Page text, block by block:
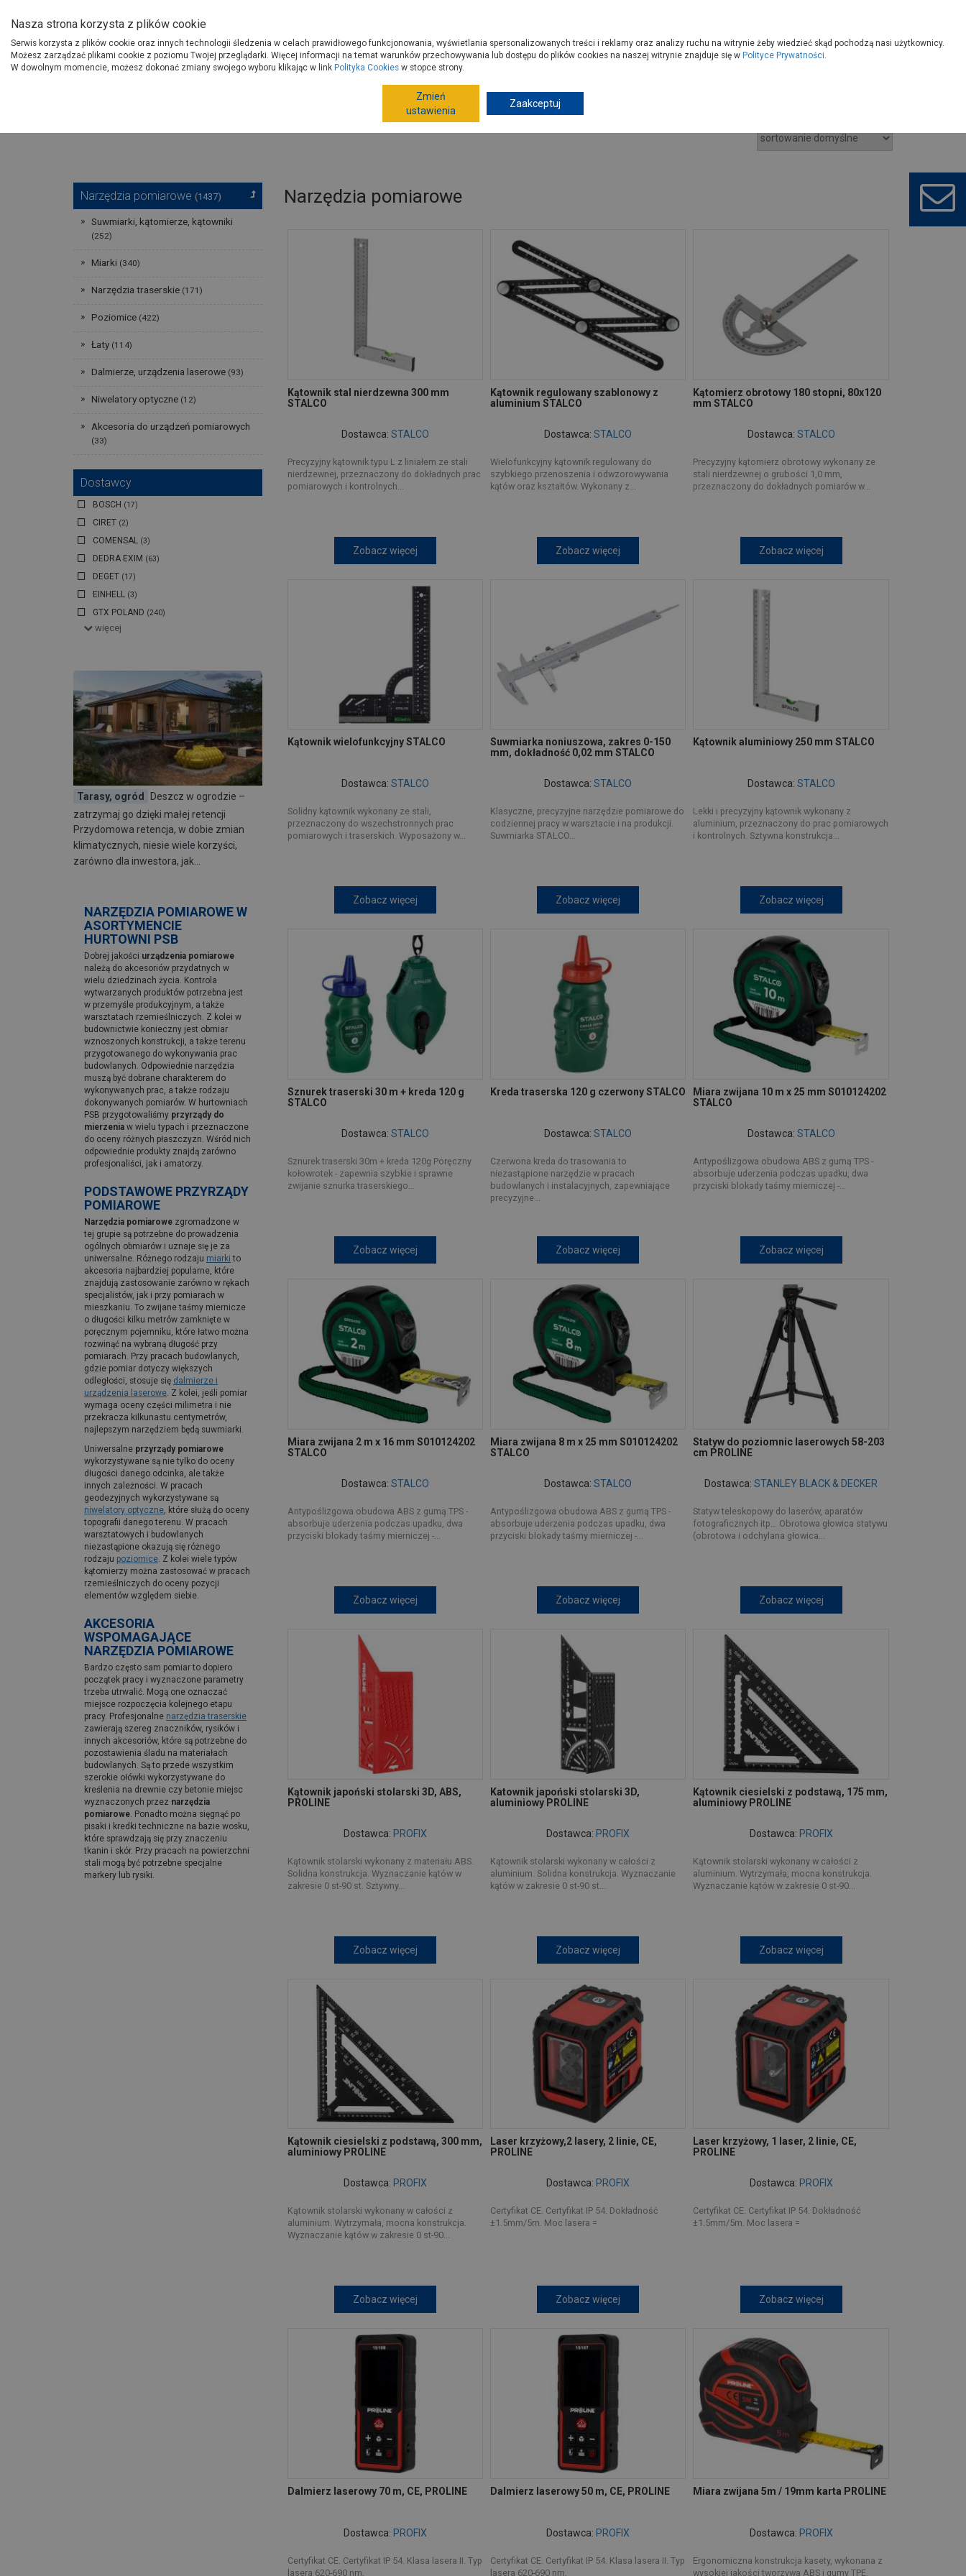
Produkty
O Grupie PSB
Gdzie kupisz Porady
Narzędzia ręczne, warsztat Narzędzia pomiarowe
Narzędzia pomiarowe (1437)
Suwmiarki, kątomierze, kątowniki
(252)
Miarki (340)
Narzędzia traserskie (171)
Poziomice (422)
Łaty (114)
Dalmierze, urządzenia laserowe (93)
Niwelatory optyczne (12)
Akcesoria do urządzeń pomiarowych
(33)
Dostawcy
BOSCH (17)
CIRET (2)
COMENSAL (3)
DEDRA EXIM (63)
DEGET (17)
EINHELL (3)
GTX POLAND (240)
JAKO-HURT
PRO(260)
(442)
RAWLPLUG(68)
SILA (2)
STALCO
STANLEY BLACK & DECKER
więcej
Tarasy, ogród
Deszcz w ogrodzie –
zatrzymaj go dzięki małej retencji
Przydomowa retencja, w dobie zmian
klimatycznych, niesie wiele korzyści,
zarówno dla inwestora, jak…
NARZĘDZIA POMIAROWE W
ASORTYMENCIE
HURTOWNI PSB
Dobrej jakości urządzenia pomiarowe
należą do akcesoriów przydatnych w
wielu dziedzinach życia. Kontrola
wytwarzanych produktów potrzebna jest
w przemyśle produkcyjnym, a także
warsztatach rzemieślniczych. Z kolei w
budownictwie konieczny jest obmiar
wznoszonych konstrukcji, a także terenu
przygotowanego do wykonywania prac
budowlanych. Odpowiednie narzędzia
muszą być dobrane charakterem do
wykonywanych prac, a także rodzaju
dokonywanych pomiarów. W hurtowniach
PSB przygotowaliśmy przyrządy do
mierzenia w wielu typach i przeznaczone
do oceny różnych płaszczyzn. Wśród nich
odpowiednie produkty znajdą zarówno
profesjonaliści, jak i amatorzy.
PODSTAWOWE PRZYRZĄDY
POMIAROWE
Narzędzia pomiarowe zgromadzone w
tej grupie są potrzebne do prowadzenia
ogólnych obmiarów i uznaje się je za
uniwersalne. Różnego rodzaju miarki to
akcesoria najbardziej popularne, które
znajdują zastosowanie zarówno w rękach
specjalistów, jak i przy pomiarach w
mieszkaniu. To zwijane taśmy miernicze
o długości kilku metrów zamknięte w
poręcznym pojemniku, które łatwo można
rozwinąć na wybraną długość przy
pomiarach. Przy pracach budowlanych,
gdzie pomiar dotyczy większych
odległości, stosuje się dalmierze i
urządzenia laserowe. Z kolei, jeśli pomiar
wymaga oceny części milimetra i nie
przekracza kilkunastu centymetrów,
najlepszym narzędziem będą suwmiarki.
Uniwersalne przyrządy pomiarowe
wykorzystywane są nie tylko do oceny
długości danego odcinka, ale także
innych zależności. W pracach
geodezyjnych wykorzystywane są
niwelatory optyczne, które służą do oceny
topografii danego terenu. W pracach
warsztatowych i budowlanych
niezastąpione okazują się różnego
rodzaju poziomice. Z kolei wiele typów
kątomierzy można zastosować w pracach
rzemieślniczych do oceny pozycji
elementów względem siebie.
AKCESORIA
WSPOMAGAJĄCE
NARZĘDZIA POMIAROWE
Bardzo często sam pomiar to dopiero
początek pracy i wyznaczone parametry
trzeba utrwalić. Mogą one oznaczać
miejsce rozpoczęcia kolejnego etapu
pracy. Profesjonalne narzędzia traserskie
zawierają szereg znaczników, rysików i
innych akcesoriów, które są potrzebne do
pozostawienia śladu na materiałach
budowlanych. Są to przede wszystkim
szerokie ołówki wykorzystywane do
kreślenia na drewnie czy betonie miejsc
wyznaczonych przez narzędzia
pomiarowe. Ponadto można sięgnąć po
pisaki i kredki techniczne na bazie wosku,
które sprawdzają się przy znaczeniu
tkanin i skór. Przy pracach na powierzchni
stali mogą być potrzebne specjalne
markery lub rysiki.
Narzędzia pomiarowe
Kątownik stal nierdzewna 300 mm
STALCO
Dostawca: STALCO
Precyzyjny kątownik typu L z liniałem ze stali
nierdzewnej, przeznaczony do dokładnych prac
pomiarowych i kontrolnych...
Zobacz więcej
Kątownik regulowany szablonowy z
aluminium STALCO
Dostawca:STALCO
Wielofunkcyjny kątownik regulowany do
szybkiego przenoszenia i odwzorowywania
kątów oraz kształtów. Wykonany z...
Zobacz więcej
Kątomierz obrotowy 180 stopni, 80x120
mm STALCO
Dostawca: STALCO
Precyzyjny kątomierz obrotowy wykonany ze
stali nierdzewnej o grubości 1,0 mm,
przeznaczony do dokładnych pomiarów w...
Zobacz więcej
Kątownik wielofunkcyjny STALCO
Dostawca: STALCO
Solidny kątownik wykonany ze stali,
przeznaczony do wszechstronnych prac
pomiarowych i traserskich. Wyposażony w...
Zobacz więcej
Suwmiarka noniuszowa, zakres 0-150
mm, dokładność 0,02 mm STALCO
Dostawca:STALCO
Klasyczne, precyzyjne narzędzie pomiarowe do
codziennej pracy w warsztacie i na produkcji.
Suwmiarka STALCO...
Zobacz więcej
Kątownik aluminiowy 250 mm STALCO
Dostawca: STALCO
Lekki i precyzyjny kątownik wykonany z
aluminium, przeznaczony do prac pomiarowych
i kontrolnych. Sztywna konstrukcja...
Zobacz więcej
Sznurek traserski 30 m + kreda 120 g
STALCO
Dostawca: STALCO
Sznurek traserski 30m + kreda 120g Poręczny
kołowrotek - zapewnia szybkie i sprawne
zwijanie sznurka traserskiego...
Zobacz więcej
Kreda traserska 120 g czerwony STALCO
Dostawca:STALCO
Czerwona kreda do trasowania to
niezastąpione narzędzie w pracach
budowlanych i instalacyjnych, zapewniające
precyzyjne...
Zobacz więcej
Miara zwijana 10 m x 25 mm S010124202
STALCO
Dostawca: STALCO
Antypoślizgowa obudowa ABS z gumą TPS -
absorbuje uderzenia podczas upadku, dwa
przyciski blokady taśmy mierniczej -...
Zobacz więcej
Miara zwijana 2 m x 16 mm S010124202
STALCO
Dostawca: STALCO
Antypoślizgowa obudowa ABS z gumą TPS -
absorbuje uderzenia podczas upadku, dwa
przyciski blokady taśmy mierniczej -...
Zobacz więcej
Miara zwijana 8 m x 25 mm S010124202
STALCO
Dostawca:STALCO
Antypoślizgowa obudowa ABS z gumą TPS -
absorbuje uderzenia podczas upadku, dwa
przyciski blokady taśmy mierniczej -...
Zobacz więcej
Statyw do poziomnic laserowych 58-203
cm PROLINE
Dostawca:STANLEY BLACK & DECKER
Statyw teleskopowy do laserów, aparatów
fotograficznych itp... Obrotowa głowica statywu
(obrotowa i odchylana głowica...
Zobacz więcej
Kątownik japoński stolarski 3D, ABS,
PROLINE
Dostawca: PROFIX
Kątownik stolarski wykonany z materiału ABS.
Solidna konstrukcja. Wyznaczanie kątów w
zakresie 0 st-90 st. Sztywny...
Zobacz więcej
Katownik japoński stolarski 3D,
aluminiowy PROLINE
Dostawca: PROFIX
Kątownik stolarski wykonany w całości z
aluminium. Solidna konstrukcja. Wyznaczanie
kątów w zakresie 0 st-90 st...
Zobacz więcej
Kątownik ciesielski z podstawą, 175 mm,
aluminiowy PROLINE
Dostawca: PROFIX
Kątownik stolarski wykonany w całości z
aluminium. Wytrzymała, mocna konstrukcja.
Wyznaczanie kątów w zakresie 0 st-90...
Zobacz więcej
Kątownik ciesielski z podstawą, 300 mm,
aluminiowy PROLINE
Dostawca: PROFIX
Kątownik stolarski wykonany w całości z
aluminium. Wytrzymała, mocna konstrukcja.
Wyznaczanie kątów w zakresie 0 st-90...
Zobacz więcej
Laser krzyżowy,2 lasery, 2 linie, CE,
PROLINE
Dostawca: PROFIX
Certyfikat CE. Certyfikat IP 54. Dokładność
±1.5mm/5m. Moc lasera =
Zobacz więcej
Laser krzyżowy, 1 laser, 2 linie, CE,
PROLINE
Dostawca: PROFIX
Certyfikat CE. Certyfikat IP 54. Dokładność
±1.5mm/5m. Moc lasera =
Zobacz więcej
Dalmierz laserowy 70 m, CE, PROLINE
Dostawca: PROFIX
Certyfikat CE. Certyfikat IP 54. Klasa lasera II. Typ
lasera 620-690 nm,
Dalmierz laserowy 50 m, CE, PROLINE
Dostawca: PROFIX
Certyfikat CE. Certyfikat IP 54. Klasa lasera II. Typ
lasera 620-690 nm,
Miara zwijana 5m / 19mm karta PROLINE
Dostawca: PROFIX
Ergonomiczna konstrukcja kasety, wykonana z
wysokiej jakości tworzywa ABS i gumy TPE.
Nasza strona korzysta z plików cookie
Serwis korzysta z plików cookie oraz innych technologii śledzenia w celach prawidłowego funkcjonowania, wyświetlania spersonalizowanych treści i reklamy oraz analizy ruchu na witrynie żeby wiedzieć skąd pochodzą nasi użytkownicy.
Możesz zarządzać plikami cookie z poziomu Twojej przeglądarki. Więcej informacji na temat warunków przechowywania lub dostępu do plików cookies na naszej witrynie znajduje się w Polityce Prywatności.
W dowolnym momencie, możesz dokonać zmiany swojego wyboru klikając w link Polityka Cookies w stopce strony.
Zmień
ustawienia
Zaakceptuj